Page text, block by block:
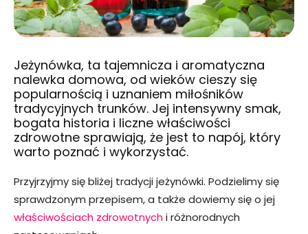
Jeżynówka, ta tajemnicza i aromatyczna
nalewka domowa, od wieków cieszy się
popularnością i uznaniem miłośników
tradycyjnych trunków. Jej intensywny smak,
bogata historia i liczne właściwości
zdrowotne sprawiają, że jest to napój, który
warto poznać i wykorzystać.
Przyjrzyjmy się bliżej tradycji jeżynówki. Podzielimy się
sprawdzonym przepisem, a także dowiemy się o jej
właściwościach zdrowotnychi różnorodnych